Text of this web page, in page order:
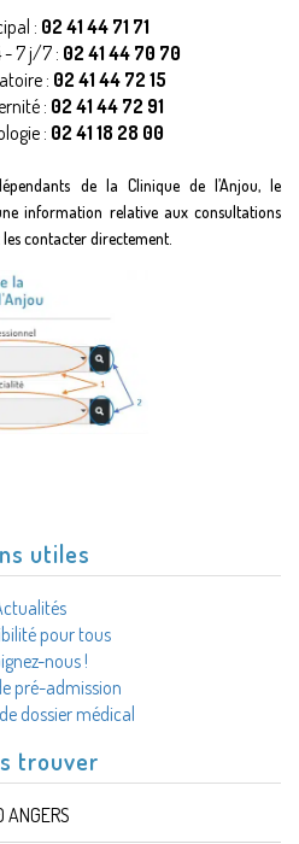
: 02 41 44 71 71
- 7 j/7 : 02 41 44 70 70
: 02 41 44 72 15
: 02 41 44 72 91
: 02 41 18 28 00
de la Clinique de l’Anjou, le
information relative aux consultations
contacter directement.
utiles
pour tous
nous !
pré-admission
dossier médical
trouver